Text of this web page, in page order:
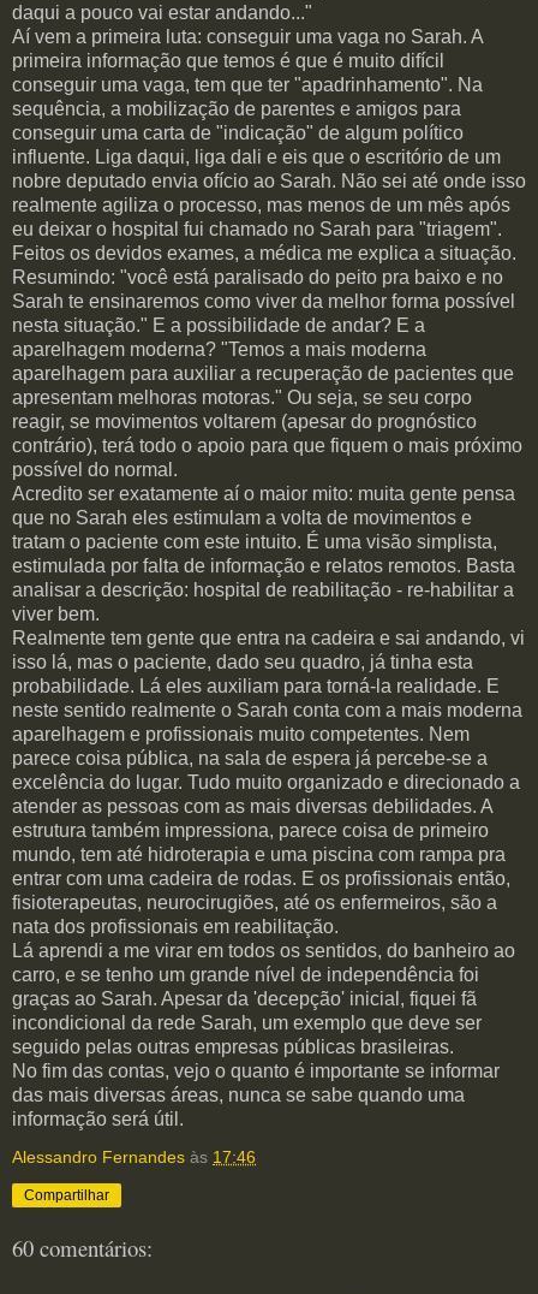
daqui a pouco vai estar andando..."
Aí vem a primeira luta: conseguir uma vaga no Sarah. A
primeira informação que temos é que é muito difícil
conseguir uma vaga, tem que ter "apadrinhamento". Na
sequência, a mobilização de parentes e amigos para
conseguir uma carta de "indicação" de algum político
influente. Liga daqui, liga dali e eis que o escritório de um
nobre deputado envia ofício ao Sarah. Não sei até onde isso
realmente agiliza o processo, mas menos de um mês após
eu deixar o hospital fui chamado no Sarah para "triagem".
Feitos os devidos exames, a médica me explica a situação.
Resumindo: "você está paralisado do peito pra baixo e no
Sarah te ensinaremos como viver da melhor forma possível
nesta situação." E a possibilidade de andar? E a
aparelhagem moderna? "Temos a mais moderna
aparelhagem para auxiliar a recuperação de pacientes que
apresentam melhoras motoras." Ou seja, se seu corpo
reagir, se movimentos voltarem (apesar do prognóstico
contrário), terá todo o apoio para que fiquem o mais próximo
possível do normal.
Acredito ser exatamente aí o maior mito: muita gente pensa
que no Sarah eles estimulam a volta de movimentos e
tratam o paciente com este intuito. É uma visão simplista,
estimulada por falta de informação e relatos remotos. Basta
analisar a descrição: hospital de reabilitação - re-habilitar a
viver bem.
Realmente tem gente que entra na cadeira e sai andando, vi
isso lá, mas o paciente, dado seu quadro, já tinha esta
probabilidade. Lá eles auxiliam para torná-la realidade. E
neste sentido realmente o Sarah conta com a mais moderna
aparelhagem e profissionais muito competentes. Nem
parece coisa pública, na sala de espera já percebe-se a
excelência do lugar. Tudo muito organizado e direcionado a
atender as pessoas com as mais diversas debilidades. A
estrutura também impressiona, parece coisa de primeiro
mundo, tem até hidroterapia e uma piscina com rampa pra
entrar com uma cadeira de rodas. E os profissionais então,
fisioterapeutas, neurocirugiões, até os enfermeiros, são a
nata dos profissionais em reabilitação.
Lá aprendi a me virar em todos os sentidos, do banheiro ao
carro, e se tenho um grande nível de independência foi
graças ao Sarah. Apesar da 'decepção' inicial, fiquei fã
incondicional da rede Sarah, um exemplo que deve ser
seguido pelas outras empresas públicas brasileiras.
No fim das contas, vejo o quanto é importante se informar
das mais diversas áreas, nunca se sabe quando uma
informação será útil.
Alessandro Fernandes às 17:46
Compartilhar
60 comentários: